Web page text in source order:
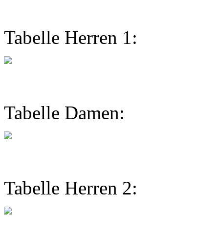
Tabelle Herren 1:
Tabelle Damen:
Tabelle Herren 2: